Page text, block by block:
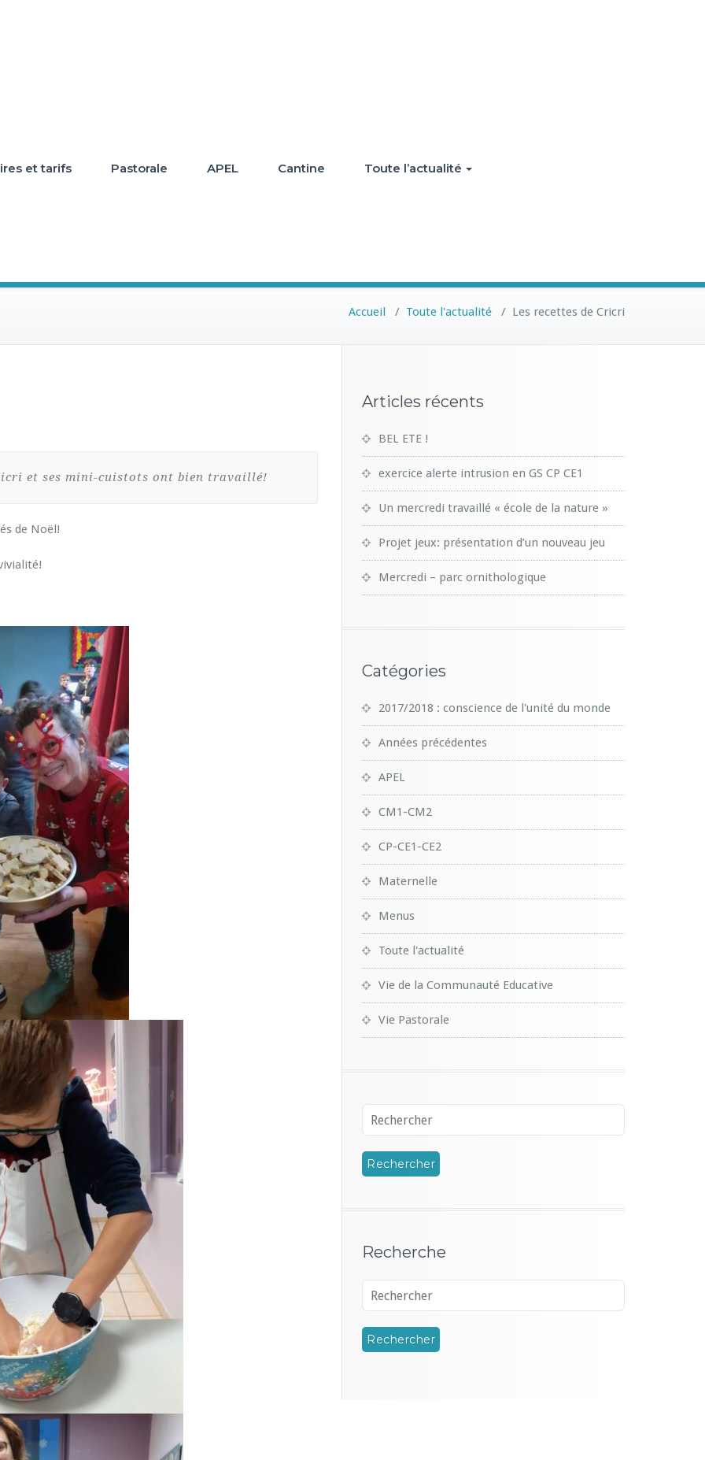
et tarifs Pastorale APEL Cantine Toute l’actualité
Accueil / Toute l'actualité / Les recettes de Cricri
et ses mini-cuistots ont bien travaillé!
de Noël!
Articles récents
BEL ETE !
exercice alerte intrusion en GS CP CE1
Un mercredi travaillé « école de la nature »
Projet jeux: présentation d’un nouveau jeu
Mercredi – parc ornithologique
Catégories
2017/2018 : conscience de l'unité du monde
Années précédentes
APEL
CM1-CM2
CP-CE1-CE2
Maternelle
Menus
Toute l'actualité
Vie de la Communauté Educative
Vie Pastorale
Recherche